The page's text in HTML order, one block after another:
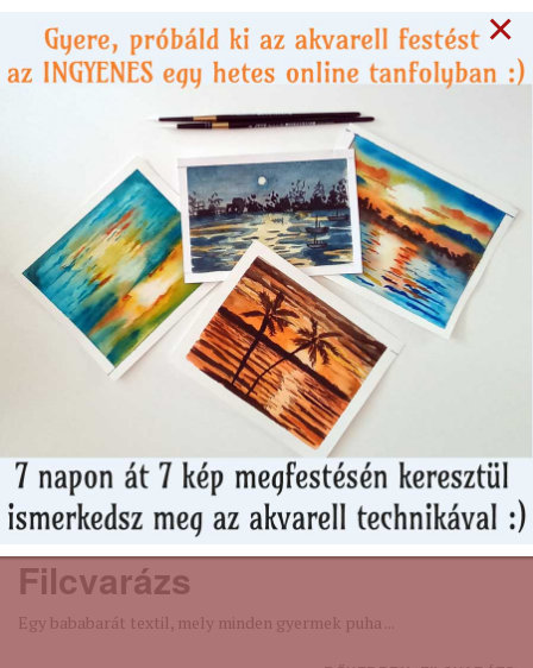
Kézműves technikák
Filcvarázs
KÉZMŰVES TECHNIKÁK 9 years ago
Filcvarázs
Egy bababarát textil, mely minden gyermek puha ...
×